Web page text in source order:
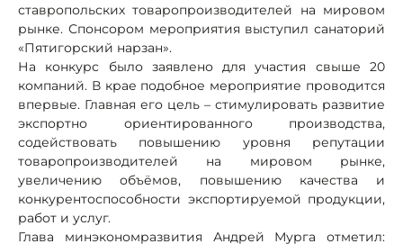
ставропольских товаропроизводителей на мировом
рынке. Спонсором мероприятия выступил санаторий
«Пятигорский нарзан».
На конкурс было заявлено для участия свыше 20
компаний. В крае подобное мероприятие проводится
впервые. Главная его цель – стимулировать развитие
экспортно ориентированного производства,
содействовать повышению уровня репутации
товаропроизводителей на мировом рынке,
увеличению объёмов, повышению качества и
конкурентоспособности экспортируемой продукции,
работ и услуг.
Глава минэкономразвития Андрей Мурга отметил: